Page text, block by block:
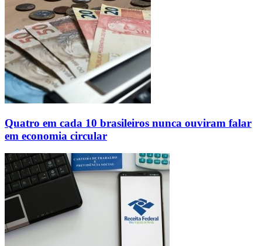
Quatro em cada 10 brasileiros nunca ouviram falar
em economia circular